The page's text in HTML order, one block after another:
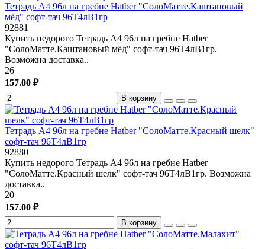
Тетрадь А4 96л на гребне Hatber "СолоМатте.Каштановый
мёд" софт-тач 96Т4лВ1гр
92881
Купить недорого Тетрадь А4 96л на гребне Hatber
"СолоМатте.Каштановый мёд" софт-тач 96Т4лВ1гр.
Возможна доставка..
26
157.00 ₽
В корзину
Тетрадь А4 96л на гребне Hatber "СолоМатте.Красный шелк"
софт-тач 96Т4лВ1гр
92880
Купить недорого Тетрадь А4 96л на гребне Hatber
"СолоМатте.Красный шелк" софт-тач 96Т4лВ1гр. Возможна
доставка..
20
157.00 ₽
В корзину